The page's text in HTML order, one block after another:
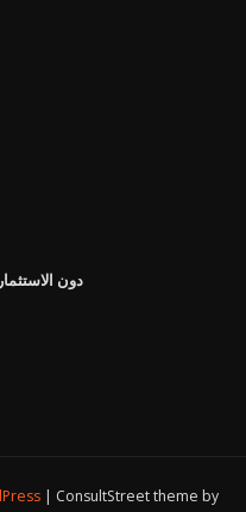
دون
ConsultStreet theme by